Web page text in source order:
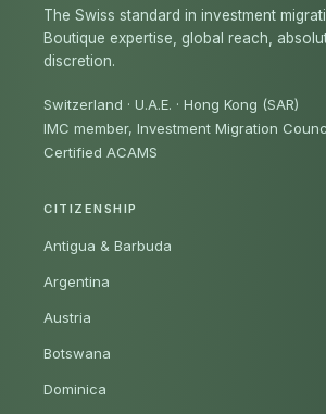
The Swiss standard in investment
Boutique expertise, global reach,
discretion.
Switzerland · U.A.E. · Hong Kong (SAR)
IMC member, Investment Migration
Certified ACAMS
CITIZENSHIP
Antigua & Barbuda
Argentina
Austria
Botswana
Dominica